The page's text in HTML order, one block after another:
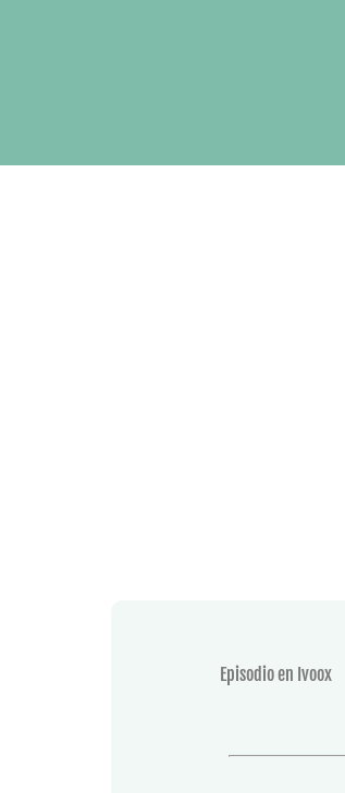
Episodio en Ivoox